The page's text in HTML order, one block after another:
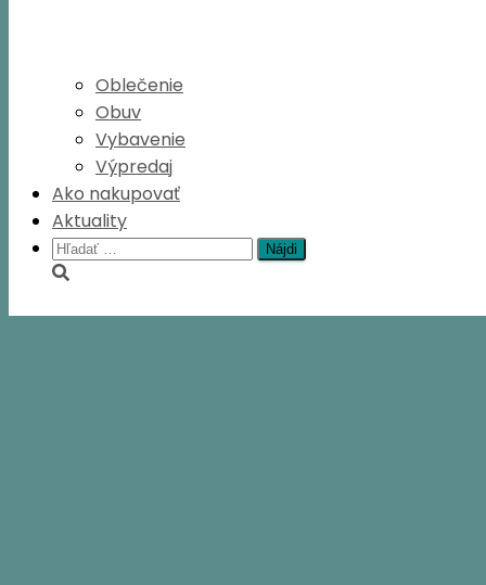
Oblečenie
Obuv
Vybavenie
Výpredaj
Ako nakupovať
Aktuality
Hľadať: